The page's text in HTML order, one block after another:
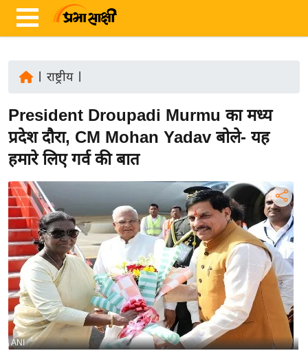
ज़ा
ख
र
रा
ष्ट्री
य
अं
त
र्रा
ष्ट्री
य
बि
राष्ट्रीय|
President Droupadi Murmu का मध्य
प्रदेश दौरा, CM Mohan Yadav बोले- यह
हमारे लिए गर्व की बात
ANI